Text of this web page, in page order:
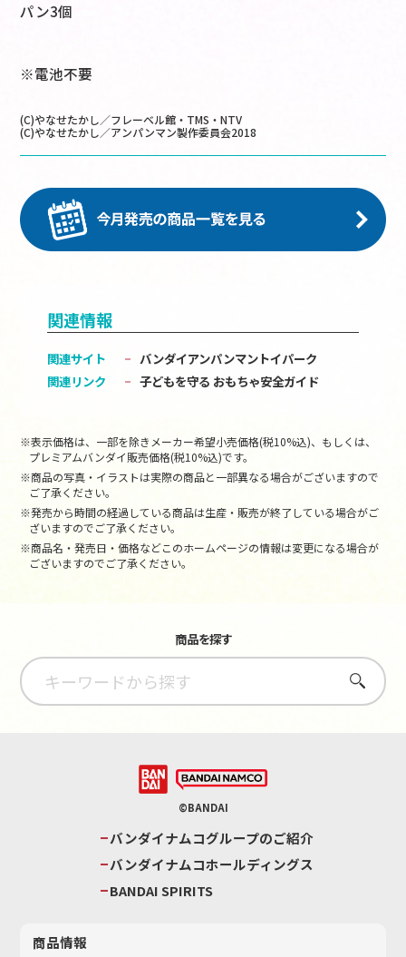
パン3個
※電池不要
(C)やなせたかし／フレーベル館・TMS・NTV
(C)やなせたかし／アンパンマン製作委員会2018
関連情報
関連サイト
バンダイアンパンマントイパーク
関連リンク
子どもを守る おもちゃ安全ガイド
※表示価格は、一部を除きメーカー希望小売価格(税10%込)、もしくは、
プレミアムバンダイ販売価格(税10%込)です。
※商品の写真・イラストは実際の商品と一部異なる場合がございますので
ご了承ください。
※発売から時間の経過している商品は生産・販売が終了している場合がご
ざいますのでご了承ください。
※商品名・発売日・価格などこのホームページの情報は変更になる場合が
ございますのでご了承ください。
商品を探す
さがす
©BANDAI
バンダイナムコグループのご紹介
バンダイナムコホールディングス
BANDAI SPIRITS
商品情報